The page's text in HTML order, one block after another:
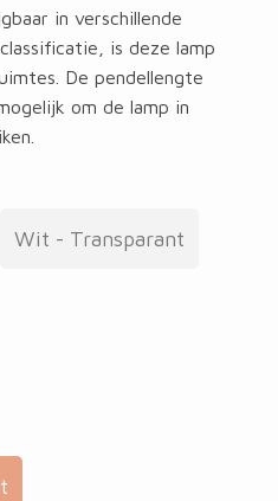
in verschillende
is deze lamp
De pendellengte
om de lamp in
Wit - Transparant